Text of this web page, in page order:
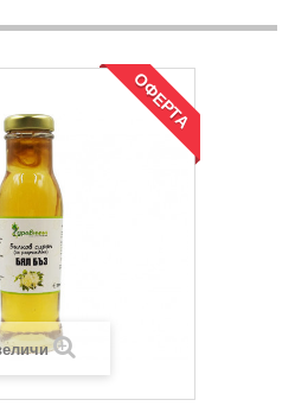
ОФЕРТА